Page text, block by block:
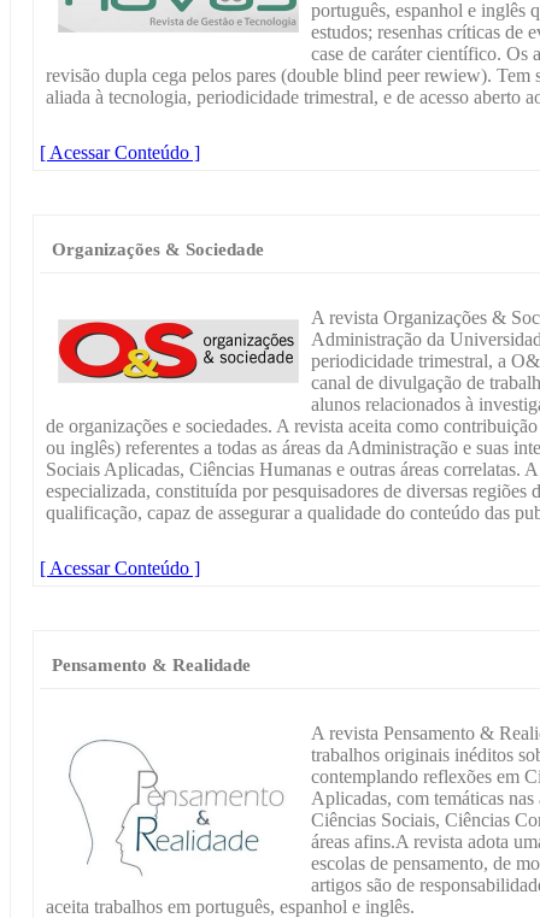
português, espanhol e inglês
estudos; resenhas críticas de
case de caráter científico. Os
revisão dupla cega pelos pares (double blind peer rewiew). Tem
aliada à tecnologia, periodicidade trimestral, e de acesso aberto
[ Acessar Conteúdo ]
Organizações & Sociedade
A revista Organizações &
Administração da
periodicidade trimestral, a
canal de divulgação de
alunos relacionados à
de organizações e sociedades. A revista aceita como
ou inglês) referentes a todas as áreas da Administração e suas
Sociais Aplicadas, Ciências Humanas e outras áreas correlatas.
especializada, constituída por pesquisadores de diversas regiões
qualificação, capaz de assegurar a qualidade do conteúdo das
[ Acessar Conteúdo ]
Pensamento & Realidade
A revista Pensamento &
trabalhos originais inéditos
contemplando reflexões em
Aplicadas, com temáticas
Ciências Sociais, Ciências
áreas afins.A revista adota
escolas de pensamento, de
artigos são de
aceita trabalhos em português, espanhol e inglês.